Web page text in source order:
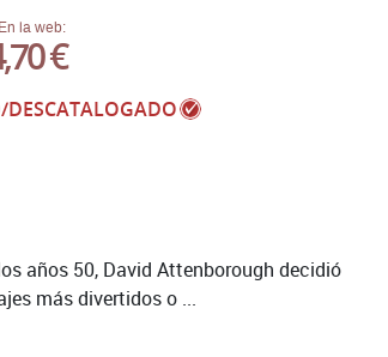
En la web:
€
años 50, David Attenborough decidió
más divertidos o ...